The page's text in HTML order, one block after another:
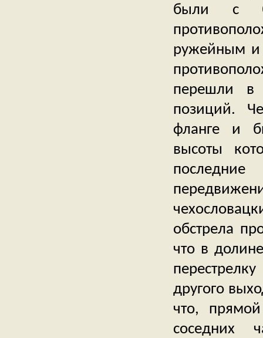
были с
ружейным и
перешли в
позиций.
фланге и
высоты
обстрела
что в
другого
что,
соседних